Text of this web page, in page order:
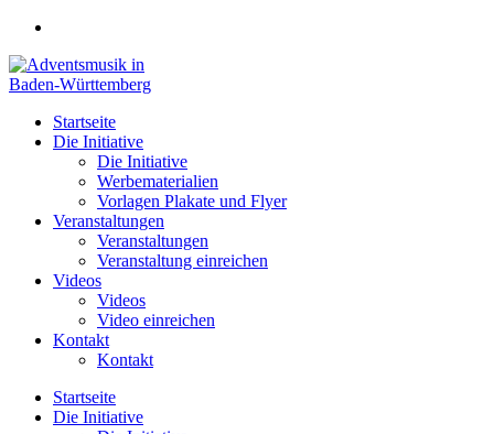
Zum
springen
Startseite
Die Initiative
Die Initiative
Werbematerialien
Vorlagen Plakate und Flyer
Veranstaltungen
Veranstaltungen
Veranstaltung einreichen
Videos
Videos
Video einreichen
Kontakt
Kontakt
Startseite
Die Initiative